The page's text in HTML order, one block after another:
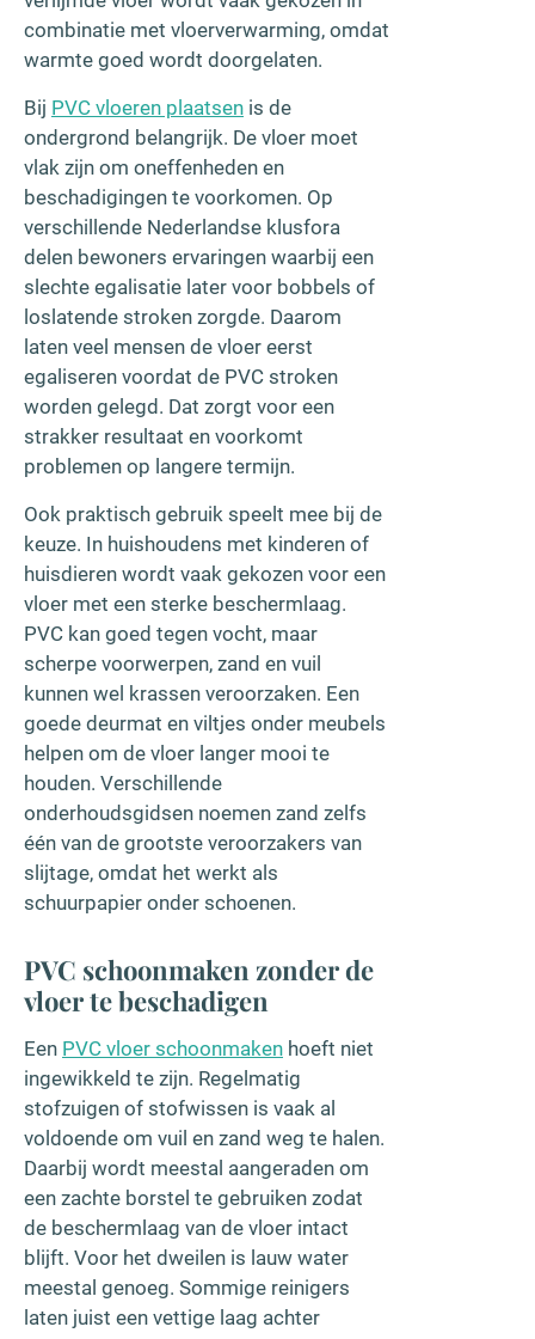
combinatie met vloerverwarming, omdat
warmte goed wordt doorgelaten.
Bij PVC vloeren plaatsen is de
ondergrond belangrijk. De vloer moet
vlak zijn om oneffenheden en
beschadigingen te voorkomen. Op
verschillende Nederlandse klusfora
delen bewoners ervaringen waarbij een
slechte egalisatie later voor bobbels of
loslatende stroken zorgde. Daarom
laten veel mensen de vloer eerst
egaliseren voordat de PVC stroken
worden gelegd. Dat zorgt voor een
strakker resultaat en voorkomt
problemen op langere termijn.
Ook praktisch gebruik speelt mee bij de
keuze. In huishoudens met kinderen of
huisdieren wordt vaak gekozen voor een
vloer met een sterke beschermlaag.
PVC kan goed tegen vocht, maar
scherpe voorwerpen, zand en vuil
kunnen wel krassen veroorzaken. Een
goede deurmat en viltjes onder meubels
helpen om de vloer langer mooi te
houden. Verschillende
onderhoudsgidsen noemen zand zelfs
één van de grootste veroorzakers van
slijtage, omdat het werkt als
schuurpapier onder schoenen.
PVC schoonmaken zonder de
vloer te beschadigen
Een PVC vloer schoonmaken hoeft niet
ingewikkeld te zijn. Regelmatig
stofzuigen of stofwissen is vaak al
voldoende om vuil en zand weg te halen.
Daarbij wordt meestal aangeraden om
een zachte borstel te gebruiken zodat
de beschermlaag van de vloer intact
blijft. Voor het dweilen is lauw water
meestal genoeg. Sommige reinigers
laten juist een vettige laag achter